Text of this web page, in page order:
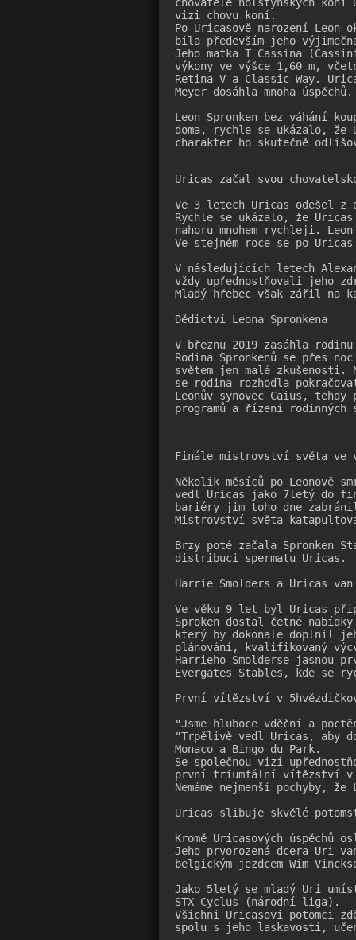
vizi chovu koní.
Po Uricasově narození Leon
bila především jeho
Jeho matka T Cassina
výkony ve výšce 1,60 m,
Retina V a Classic Way.
Meyer dosáhla mnoha úspěchů.
Leon Spronken bez váhání
doma, rychle se ukázalo,
charakter ho skutečně
Uricas začal svou
Ve 3 letech Uricas odešel z
Rychle se ukázalo, že
nahoru mnohem rychleji.
Ve stejném roce se po
V následujících letech
vždy upřednostňovali jeho
Mladý hřebec však zářil na
Dědictví Leona Spronkena
V březnu 2019 zasáhla
Rodina Spronkenů se přes
světem jen malé zkušenosti.
se rodina rozhodla
Leonův synovec Caius,
programů a řízení
Finále mistrovství světa ve
Několik měsíců po Leonově
vedl Uricas jako 7letý do
bariéry jim toho dne
Mistrovství světa
Brzy poté začala Spronken
distribuci spermatu Uricas.
Harrie Smolders a Uricas van
Ve věku 9 let byl Uricas
Sproken dostal četné
který by dokonale doplnil
plánování, kvalifikovaný
Harrieho Smolderse jasnou
Evergates Stables, kde se
První vítězství v
"Jsme hluboce vděční a
"Trpělivě vedl Uricas, aby
Monaco a Bingo du Park.
Se společnou vizí
první triumfální vítězství v
Nemáme nejmenší pochyby,
Uricas slibuje skvělé
Kromě Uricasových úspěchů
Jeho prvorozená dcera Uri
belgickým jezdcem Wim
Jako 5letý se mladý Uri
STX Cyclus (národní liga).
Všichni Uricasovi potomci
spolu s jeho laskavostí,